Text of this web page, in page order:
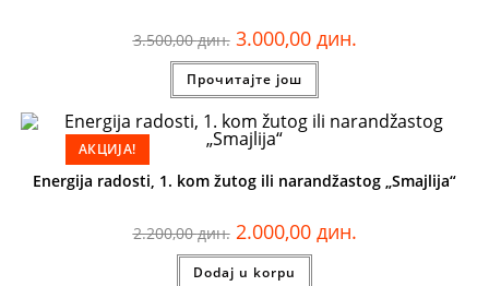
3.500,00дин. 3.000,00 дин.
Прочитајте још
АКЦИЈА!
Energija radosti, 1. kom žutog ili narandžastog „Smajlija“
2.200,00дин. 2.000,00 дин.
Dodaj u korpu